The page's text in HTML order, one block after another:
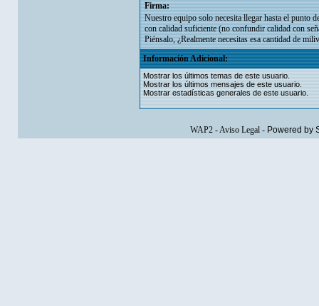
Firma:
Nuestro equipo solo necesita llegar hasta el punto
con calidad suficiente (no confundir calidad con
Piénsalo, ¿Realmente necesitas esa cantidad de
Información Adicional:
Mostrar los últimos temas de este usuario.
Mostrar los últimos mensajes de este usuario.
Mostrar estadísticas generales de este usuario.
WAP2-Aviso Legal- Powered by